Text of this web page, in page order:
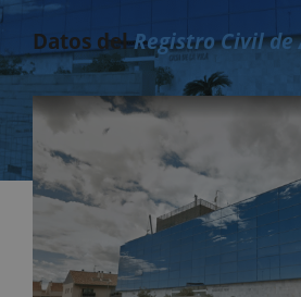
Datos delRegistro Civil de